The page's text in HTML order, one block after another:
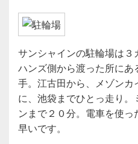
サンシャインの駐輪場は
ハンズ側から渡った所に
手。江古田から、メゾン
に、池袋までひとっ走り
ンまで２０分。電車を使
早いです。